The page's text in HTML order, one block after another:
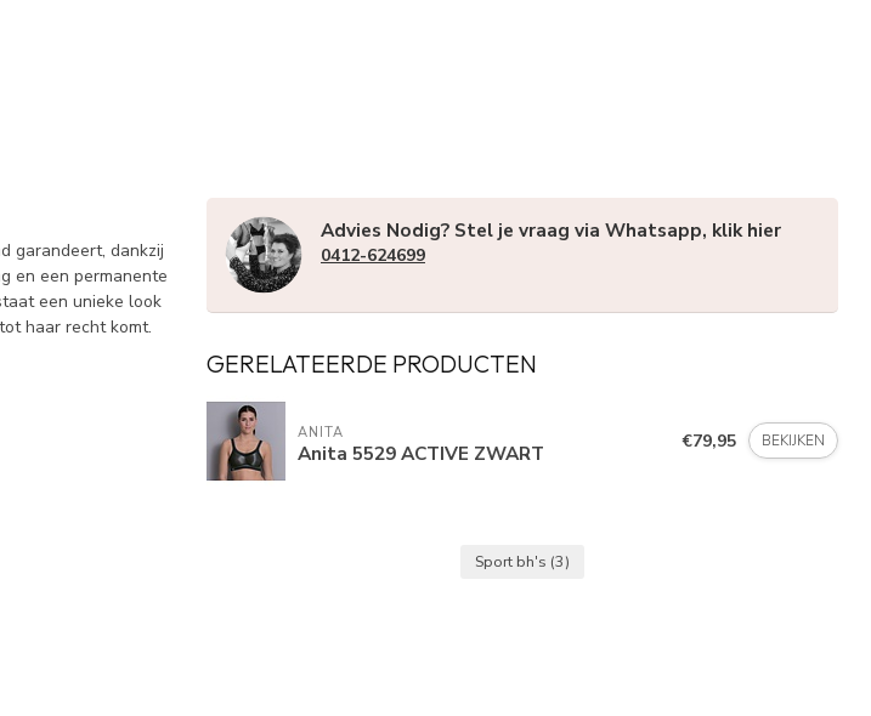
garandeert, dankzij
en een permanente
een unieke look
haar recht komt.
Advies Nodig? Stel je vraag via Whatsapp, klik hier
0412-624699
GERELATEERDE PRODUCTEN
ANITA
Anita 5529 ACTIVE ZWART €79,95 BEKIJKEN
Sport bh's (3)